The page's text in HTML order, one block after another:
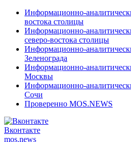
Информационно-
востока столицы
Информационно-
северо-востока столицы
Информационно-
Зеленограда
Информационно-
Москвы
Информационно-
Сочи
Проверенно MOS.NEWS
Вконтакте
mos.news